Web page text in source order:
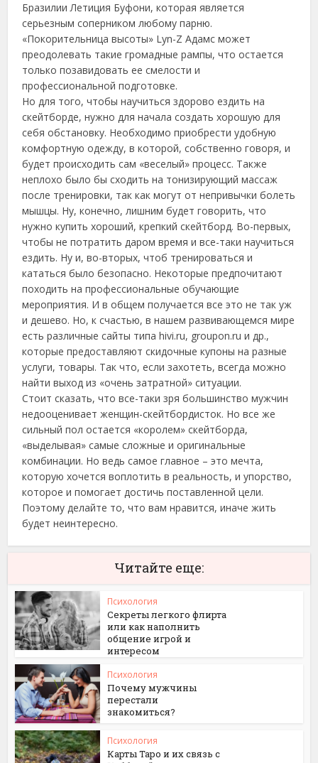
Бразилии Летиция Буфони, которая является
серьезным соперником любому парню.
«Покорительница высоты» Lyn-Z Адамс может
преодолевать такие громадные рампы, что остается
только позавидовать ее смелости и
профессиональной подготовке.
Но для того, чтобы научиться здорово ездить на
скейтборде, нужно для начала создать хорошую для
себя обстановку. Необходимо приобрести удобную
комфортную одежду, в которой, собственно говоря, и
будет происходить сам «веселый» процесс. Также
неплохо было бы сходить на тонизирующий массаж
после тренировки, так как могут от непривычки болеть
мышцы. Ну, конечно, лишним будет говорить, что
нужно купить хороший, крепкий скейтборд. Во-первых,
чтобы не потратить даром время и все-таки научиться
ездить. Ну и, во-вторых, чтоб тренироваться и
кататься было безопасно. Некоторые предпочитают
походить на профессиональные обучающие
мероприятия. И в общем получается все это не так уж
и дешево. Но, к счастью, в нашем развивающемся мире
есть различные сайты типа hivi.ru, groupon.ru и др.,
которые предоставляют скидочные купоны на разные
услуги, товары. Так что, если захотеть, всегда можно
найти выход из «очень затратной» ситуации.
Стоит сказать, что все-таки зря большинство мужчин
недооценивает женщин-скейтбордисток. Но все же
сильный пол остается «королем» скейтборда,
«выделывая» самые сложные и оригинальные
комбинации. Но ведь самое главное – это мечта,
которую хочется воплотить в реальность, и упорство,
которое и помогает достичь поставленной цели.
Поэтому делайте то, что вам нравится, иначе жить
будет неинтересно.
Читайте еще:
Психология
Секреты легкого флирта
или как наполнить
общение игрой и
интересом
Психология
Почему мужчины
перестали
знакомиться?
Психология
Карты Таро и их связь с